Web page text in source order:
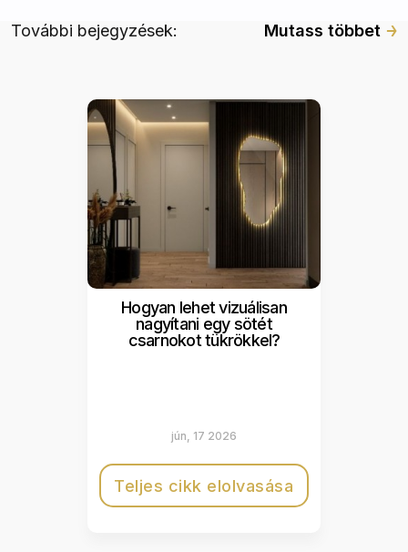
További bejegyzések: Mutass többet
Hogyan lehet vizuálisan
nagyítani egy sötét
csarnokot tükrökkel?
jún, 17 2026
Teljes cikk elolvasása